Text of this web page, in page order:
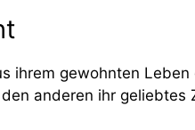
ihrem gewohnten
anderen ihr geliebtes